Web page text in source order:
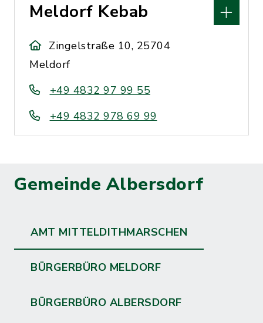
Meldorf Kebab
Zingelstraße 10, 25704
Meldorf
+49 4832 97 99 55
+49 4832 978 69 99
Gemeinde Albersdorf
AMT MITTELDITHMARSCHEN
BÜRGERBÜRO MELDORF
BÜRGERBÜRO ALBERSDORF